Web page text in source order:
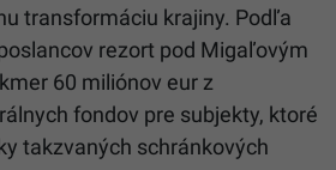
beztrestnosť.
firmy a